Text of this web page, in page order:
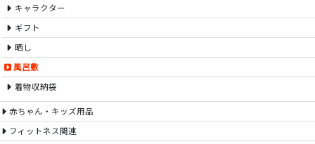
キャラクター
ギフト
晒し
風呂敷
着物収納袋
赤ちゃん・キッズ用品
フィットネス関連